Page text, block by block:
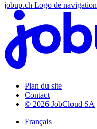
jobup.ch Logo de navigation
Plan du site
Contact
© 2026 JobCloud SA
Français